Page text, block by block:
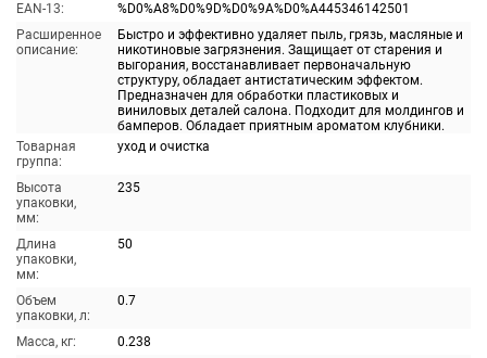
EAN-13:
%D0%A8%D0%9D%D0%9A%D0%A445346142501
Расширенное
описание:
Быстро и эффективно удаляет пыль, грязь, масляные и
никотиновые загрязнения. Защищает от старения и
выгорания, восстанавливает первоначальную
структуру, обладает антистатическим эффектом.
Предназначен для обработки пластиковых и
виниловых деталей салона. Подходит для молдингов и
бамперов. Обладает приятным ароматом клубники.
Товарная
группа:
уход и очистка
Высота
упаковки,
мм:
235
Длина
упаковки,
мм:
50
Объем
упаковки, л:
0.7
Масса, кг:
0.238